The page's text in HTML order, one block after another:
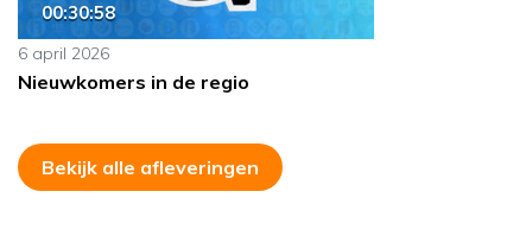
00:30:58
6 april 2026
Nieuwkomers in de regio
Bekijk alle afleveringen